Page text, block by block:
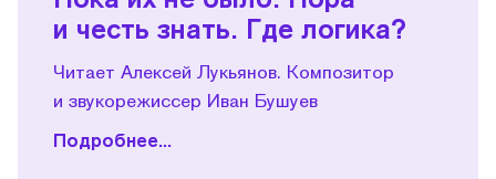
и честь знать. Где логика?
Читает Алексей Лукьянов. Композитор
и звукорежиссер Иван Бушуев
Подробнее...